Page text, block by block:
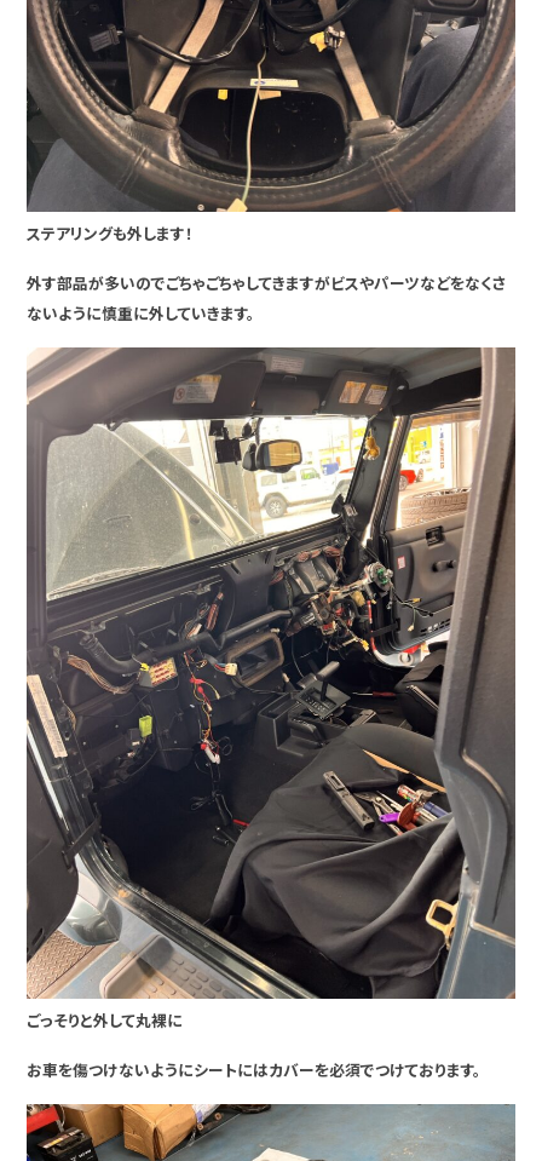
ステアリングも外します！
外す部品が多いのでごちゃごちゃしてきますがビスやパーツなどをなくさ
ないように慎重に外していきます。
ごっそりと外して丸裸に
お車を傷つけないようにシートにはカバーを必須でつけております。